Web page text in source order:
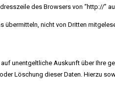
des Browsers von “http://”
übermitteln, nicht von Dritten
unentgeltliche Auskunft über Ihre
Löschung dieser Daten. Hierzu